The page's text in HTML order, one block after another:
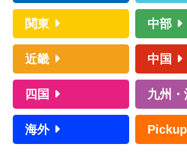
関東 中部
近畿 中国
四国 九州
海外 Pickup